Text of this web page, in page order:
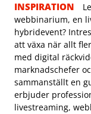
INSPIRATION
webbinarium, en
hybridevent?
att växa när allt
med digital
marknadschefer
sammanställt en
erbjuder
livestreaming,